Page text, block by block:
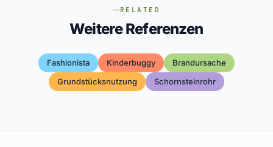
RELATED
Weitere Referenzen
Fashionista Kinderbuggy
Brandursache
Grundstücksnutzung
Schornsteinrohr